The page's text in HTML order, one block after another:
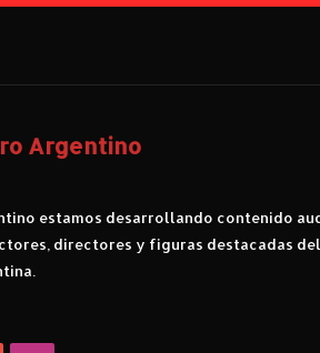
Argentino
estamos desarrollando contenido
directores y figuras destacadas